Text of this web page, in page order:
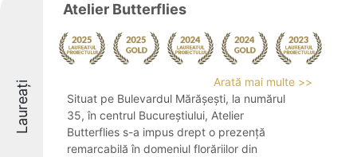
Laureați
Atelier Butterflies
Arată mai multe >>
Situat pe Bulevardul Mărășești, la numărul
35, în centrul Bucureștiului, Atelier
Butterflies s-a impus drept o prezență
remarcabilă în domeniul florăriilor din